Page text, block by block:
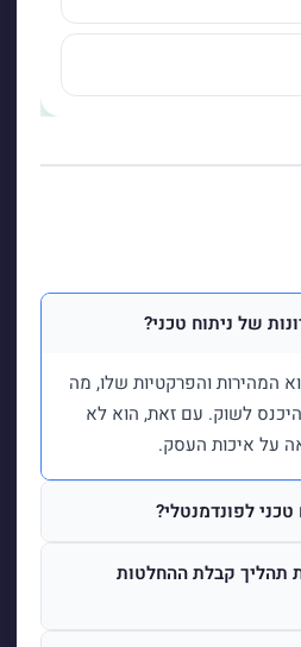
של ניתוח טכני?
המהירות והפרקטיות שלו, מה
לשוק. עם זאת, הוא לא
על איכות העסק.
טכני לפונדמנטלי?
תהליך קבלת ההחלטות